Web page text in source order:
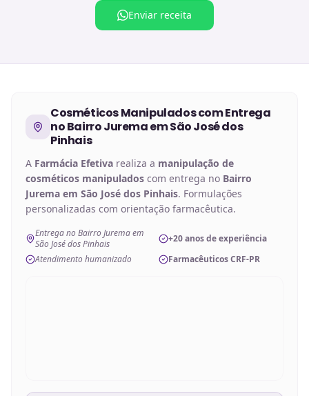
Enviar receita
Cosméticos Manipuladoscom Entrega
noBairro Jurema em São José dos
Pinhais
A Farmácia Efetiva realiza a manipulação de
cosméticos manipulados com entrega no Bairro
Jurema em São José dos Pinhais. Formulações
personalizadas com orientação farmacêutica.
Entrega no Bairro Jurema em
São José dos Pinhais
+20 anos de experiência
Atendimento humanizado
Farmacêuticos CRF-PR